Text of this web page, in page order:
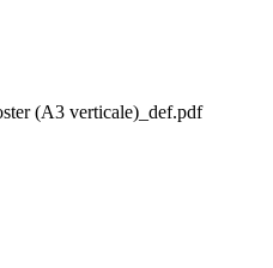
(A3 verticale)_def.pdf